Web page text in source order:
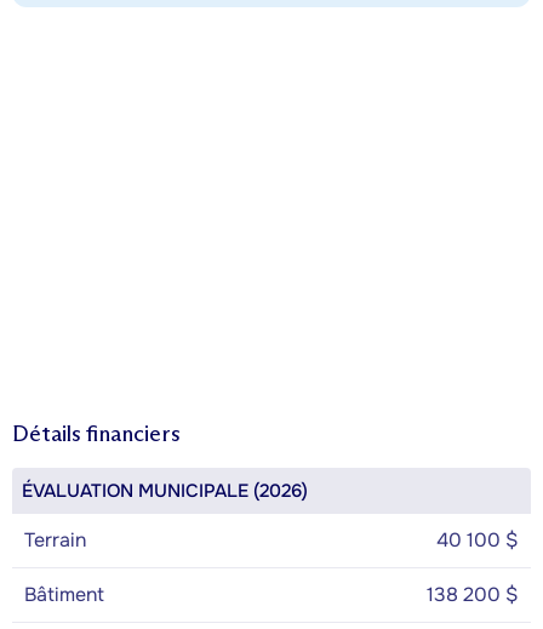
Détails financiers
ÉVALUATION MUNICIPALE (2026)
Terrain 40 100 $
Bâtiment 138 200 $